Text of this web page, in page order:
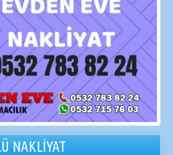
NAKLİYAT